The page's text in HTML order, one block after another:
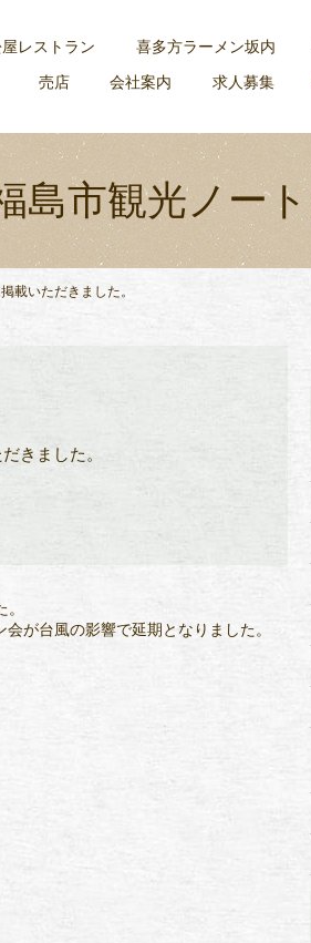
レストラン 喜多方ラーメン坂内
売店 会社案内 求人募集
島市観光ノー
載いただきました。
きました。
が台風の影響で延期となりました。